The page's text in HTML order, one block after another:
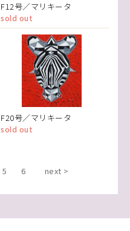
F12号／マリキータ
sold out
F20号／マリキータ
sold out
5 6 next >